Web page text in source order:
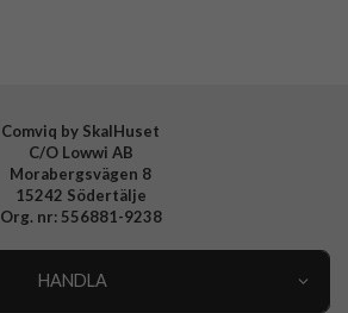
Comviq by SkalHuset
C/O Lowwi AB
Morabergsvägen 8
15242 Södertälje
Org. nr: 556881-9238
HANDLA